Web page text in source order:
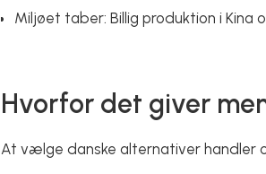
Miljøet taber: Billig produktion i
Hvorfor det giver
At vælge danske alternativer handler